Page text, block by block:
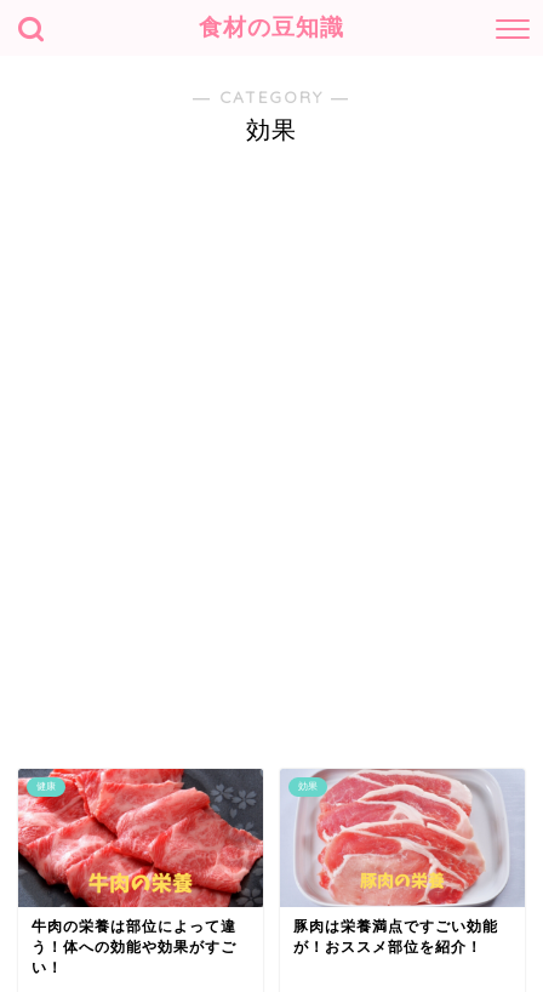
食材の豆知識
― CATEGORY ―
効果
健康
牛肉の栄養は部位によって違
う！体への効能や効果がすご
い！
効果
豚肉は栄養満点ですごい効能
が！おススメ部位を紹介！